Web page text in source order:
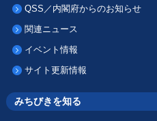
QSS／内閣府からのお知らせ
関連ニュース
イベント情報
サイト更新情報
みちびきを知る